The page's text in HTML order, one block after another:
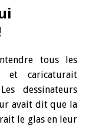
tous les
et caricaturait
dessinateurs
avait dit que la
le glas en leur